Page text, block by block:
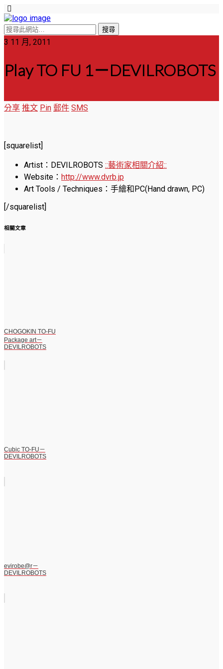
3 11 月, 2011
Play TO FU 1－DEVILROBOTS
分享 推文 Pin 郵件 SMS
[squarelist]
Artist：DEVILROBOTS ::藝術家相關介紹::
Website： http://www.dvrb.jp
Art Tools / Techniques：手繪和PC(Hand drawn, PC)
[/squarelist]
相關文章
CHOGOKIN TO-FU
Package art－
DEVILROBOTS
Cubic TO-FU－
DEVILROBOTS
evirobe@r－
DEVILROBOTS